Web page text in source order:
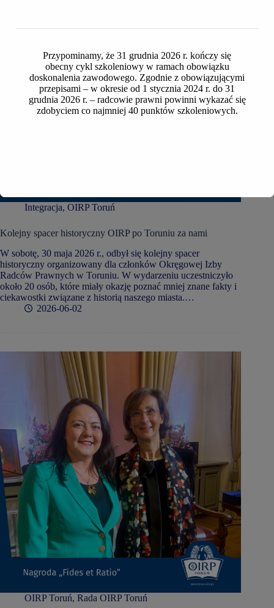
Integracja, OIRP Toruń
Kolejny spacer historyczny OIRP po Toruniu za nami
W sobotę, 30 maja 2026 r., odbył się kolejny spacer
historyczny organizowany dla członków Okręgowej Izby
Radców Prawnych w Toruniu. W wydarzeniu uczestniczyło
około 20 osób, które miały okazję poznać mniej znane fakty i
ciekawostki związane z historią naszego miasta.…
2026-06-02
OIRP Toruń, Rada OIRP Toruń
Przypominamy, że 31 grudnia 2026 r. kończy się
obecny cykl szkoleniowy w ramach obowiązku
doskonalenia zawodowego. Zgodnie z obowiązującymi
przepisami – w okresie od 1 stycznia 2024 r. do 31
grudnia 2026 r. – radcowie prawni powinni wykazać się
zdobyciem co najmniej 40 punktów szkoleniowych.